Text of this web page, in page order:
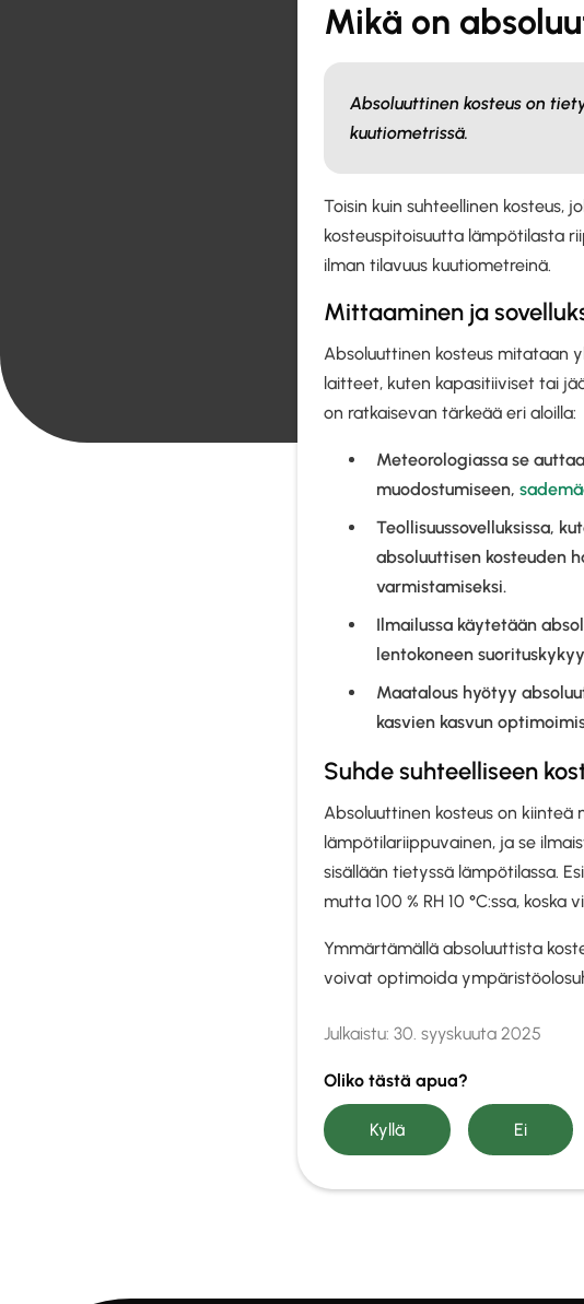
Mikä on
Absoluuttinen kosteus on
kuutiometrissä.
Toisin kuin suhteellinen kosteus,
kosteuspitoisuutta lämpötilasta
ilman tilavuus kuutiometreinä.
Mittaaminen ja
Absoluuttinen kosteus mitataan
laitteet, kuten kapasitiiviset tai
on ratkaisevan tärkeää eri aloilla:
Meteorologiassa se
muodostumiseen,
Teollisuussovelluksissa,
absoluuttisen kosteuden
varmistamiseksi.
Ilmailussa käytetään
lentokoneen
Maatalous hyötyy
kasvien kasvun
Suhde suhteelliseen
Absoluuttinen kosteus on
lämpötilariippuvainen, ja se
sisällään tietyssä lämpötilassa.
mutta 100 % RH 10 °C:ssa,
Ymmärtämällä absoluuttista
voivat optimoida
Julkaistu: 30. syyskuuta 2025
Oliko tästä apua?